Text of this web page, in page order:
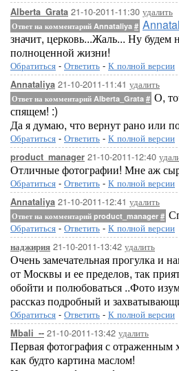
Alberta_Grata 21-10-2011-11:30 удалить
Ответ на комментарий Annataliya #
значит, церковь...Жаль... Ну будем
полноценной жизни!
Обратиться - Ответить - К полной версии
Annataliya 21-10-2011-11:41 удалить
Ответ на комментарий Alberta_Grata # О,
спящем! :)
Да я думаю, что вернут рано или
Обратиться - Ответить - К полной версии
product_manager 21-10-2011-12:40
Отличные фотографии! Мне аж
Обратиться - Ответить - К полной версии
Annataliya 21-10-2011-12:41 удалить
Ответ на комментарий product_manager #
Обратиться - Ответить - К полной версии
наджирия 21-10-2011-13:42 удалить
Очень замечательная прогулка и
от Москвы и ее пределов, так
обойти и полюбоваться ..Фото
рассказ подробный и
Обратиться - Ответить - К полной версии
Mbali_-- 21-10-2011-13:42 удалить
Первая фотография с отраженным
как будто картина маслом!